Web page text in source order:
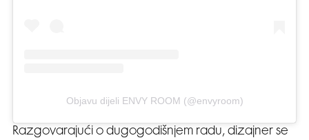
Objavu dijeli ENVY ROOM (@envyroom)
Razgovarajući o dugogodišnjem radu, dizajner se